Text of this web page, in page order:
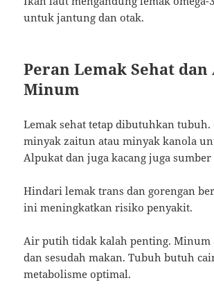
untuk jantung dan otak.
Peran Lemak Sehat
Minum
Lemak sehat tetap dibutuhkan tubuh.
minyak zaitun atau minyak kanola
Alpukat dan juga kacang juga
Hindari lemak trans dan gorengan
ini meningkatkan risiko penyakit.
Air putih tidak kalah penting. Minum
dan sesudah makan. Tubuh butuh
metabolisme optimal.